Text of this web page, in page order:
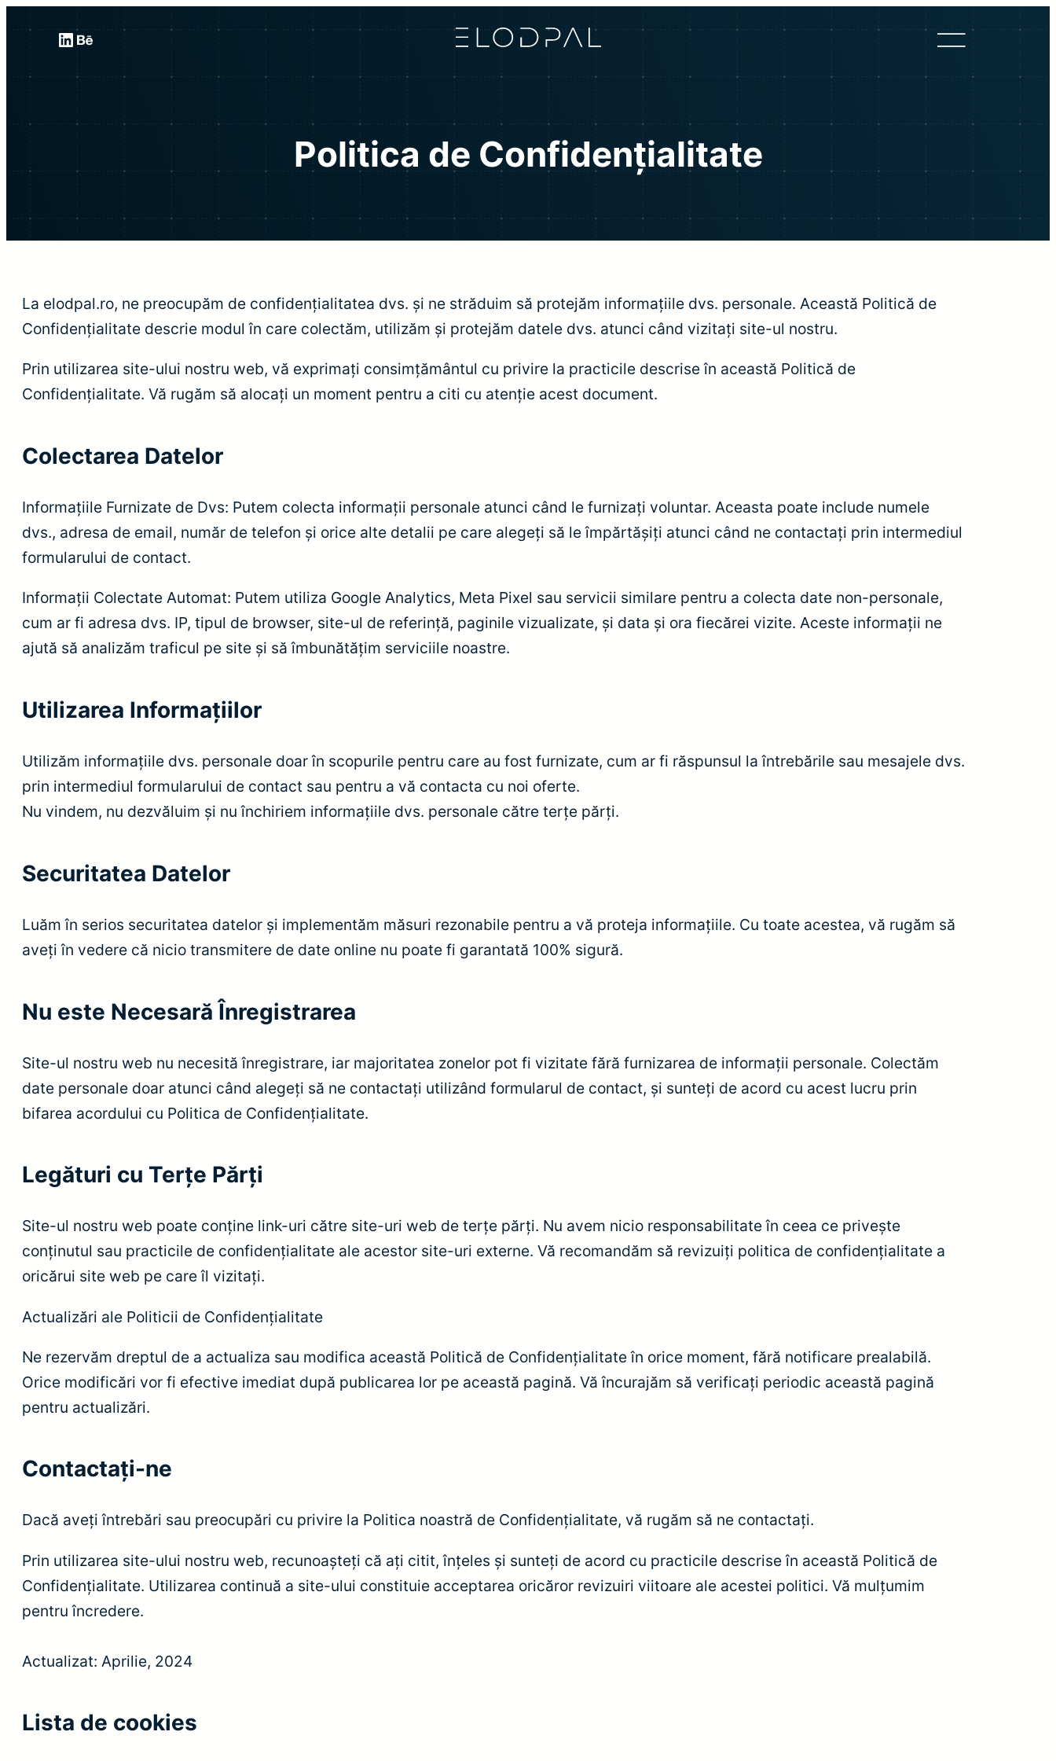
LinkedIn
Behance
Politica de Confidențialitate
La elodpal.ro, ne preocupăm de confidențialitatea dvs. și ne străduim să protejăm informațiile dvs. personale. Această Politică de
Confidențialitate descrie modul în care colectăm, utilizăm și protejăm datele dvs. atunci când vizitați site-ul nostru.
Prin utilizarea site-ului nostru web, vă exprimați consimțământul cu privire la practicile descrise în această Politică de
Confidențialitate. Vă rugăm să alocați un moment pentru a citi cu atenție acest document.
Colectarea Datelor
Informațiile Furnizate de Dvs: Putem colecta informații personale atunci când le furnizați voluntar. Aceasta poate include numele
dvs., adresa de email, număr de telefon și orice alte detalii pe care alegeți să le împărtășiți atunci când ne contactați prin intermediul
formularului de contact.
Informații Colectate Automat: Putem utiliza Google Analytics, Meta Pixel sau servicii similare pentru a colecta date non-personale,
cum ar fi adresa dvs. IP, tipul de browser, site-ul de referință, paginile vizualizate, și data și ora fiecărei vizite. Aceste informații ne
ajută să analizăm traficul pe site și să îmbunătățim serviciile noastre.
Utilizarea Informațiilor
Utilizăm informațiile dvs. personale doar în scopurile pentru care au fost furnizate, cum ar fi răspunsul la întrebările sau mesajele dvs.
prin intermediul formularului de contact sau pentru a vă contacta cu noi oferte.
Nu vindem, nu dezvăluim și nu închiriem informațiile dvs. personale către terțe părți.
Securitatea Datelor
Luăm în serios securitatea datelor și implementăm măsuri rezonabile pentru a vă proteja informațiile. Cu toate acestea, vă rugăm să
aveți în vedere că nicio transmitere de date online nu poate fi garantată 100% sigură.
Nu este Necesară Înregistrarea
Site-ul nostru web nu necesită înregistrare, iar majoritatea zonelor pot fi vizitate fără furnizarea de informații personale. Colectăm
date personale doar atunci când alegeți să ne contactați utilizând formularul de contact, și sunteți de acord cu acest lucru prin
bifarea acordului cu Politica de Confidențialitate.
Legături cu Terțe Părți
Site-ul nostru web poate conține link-uri către site-uri web de terțe părți. Nu avem nicio responsabilitate în ceea ce privește
conținutul sau practicile de confidențialitate ale acestor site-uri externe. Vă recomandăm să revizuiți politica de confidențialitate a
oricărui site web pe care îl vizitați.
Actualizări ale Politicii de Confidențialitate
Ne rezervăm dreptul de a actualiza sau modifica această Politică de Confidențialitate în orice moment, fără notificare prealabilă.
Orice modificări vor fi efective imediat după publicarea lor pe această pagină. Vă încurajăm să verificați periodic această pagină
pentru actualizări.
Contactați-ne
Dacă aveți întrebări sau preocupări cu privire la Politica noastră de Confidențialitate, vă rugăm să ne contactați.
Prin utilizarea site-ului nostru web, recunoașteți că ați citit, înțeles și sunteți de acord cu practicile descrise în această Politică de
Confidențialitate. Utilizarea continuă a site-ului constituie acceptarea oricăror revizuiri viitoare ale acestei politici. Vă mulțumim
pentru încredere.
Actualizat: Aprilie, 2024
Lista de cookies